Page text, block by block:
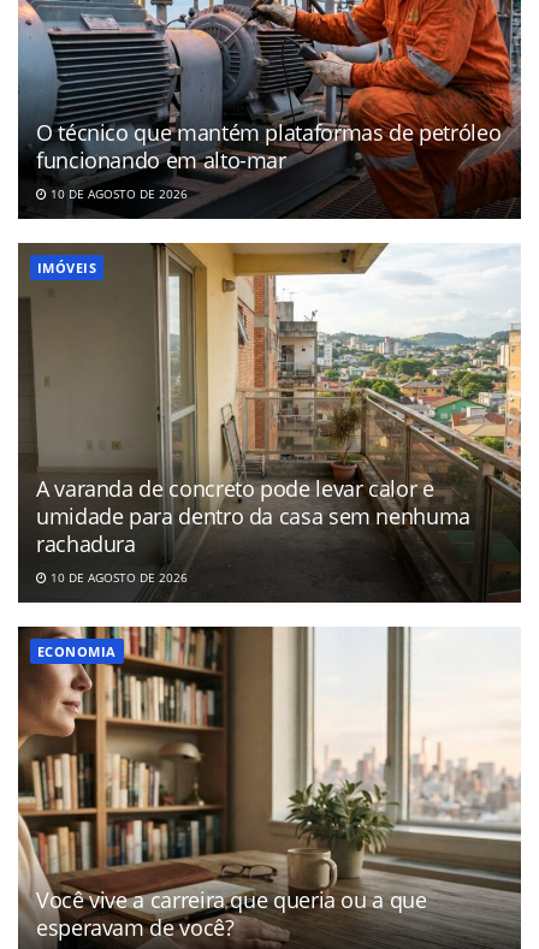
O técnico que mantém plataformas de petróleo
funcionando em alto-mar
10 DE AGOSTO DE 2026
IMÓVEIS
A varanda de concreto pode levar calor e
umidade para dentro da casa sem nenhuma
rachadura
10 DE AGOSTO DE 2026
ECONOMIA
Você vive a carreira que queria ou a que
esperavam de você?